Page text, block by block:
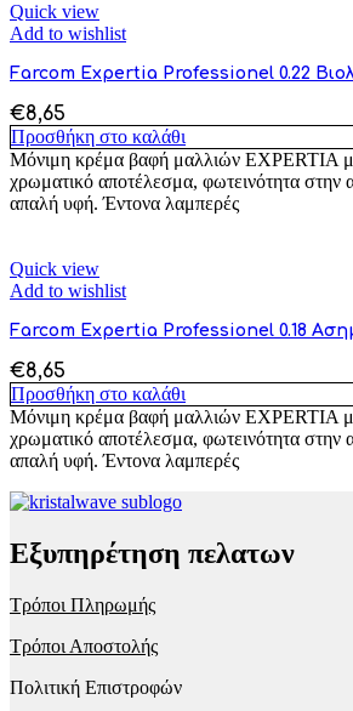
Quick view
Add to wishlist
Farcom Expertia Professionel 0.22
€8,65
Προσθήκη στο καλάθι
Μόνιμη κρέμα βαφή μαλλιών EXPERTIA
χρωματικό αποτέλεσμα, φωτεινότητα στην
απαλή υφή. Έντονα λαμπερές
Quick view
Add to wishlist
Farcom Expertia Professionel 0.18
€8,65
Προσθήκη στο καλάθι
Μόνιμη κρέμα βαφή μαλλιών EXPERTIA
χρωματικό αποτέλεσμα, φωτεινότητα στην
απαλή υφή. Έντονα λαμπερές
Εξυπηρέτηση πελατων
Τρόποι Πληρωμής
Τρόποι Αποστολής
Πολιτική Επιστροφών